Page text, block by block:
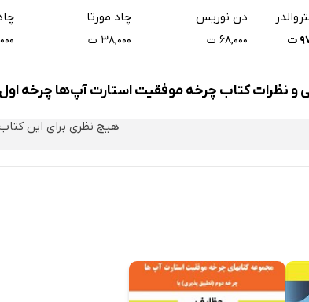
و پشتیبانی
و ویژگی‌های مدیر امور مشتریان
سنتی و غیرحرفه‌ای
ت
هفت روزه
دن نوریس
۶۸,۰۰۰ ت
اپلیکیشن پولدار شویم
چاد مورتا
۳۸,۰۰۰ ت
و نظرات کتاب چرخه موفقیت استارت آپ‌ها چرخه
هیچ نظری برای این